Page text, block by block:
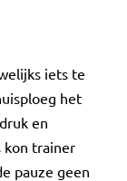
iets te
het
en
kon trainer
pauze geen